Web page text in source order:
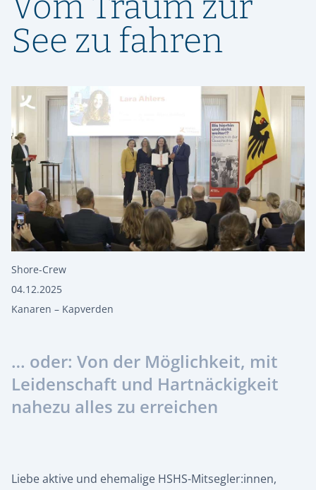
See zu fahren
Shore-Crew
04.12.2025
Kanaren – Kapverden
… oder: Von der Möglichkeit, mit
Leidenschaft und Hartnäckigkeit
nahezu alles zu erreichen
Liebe aktive und ehemalige HSHS-Mitsegler:innen,